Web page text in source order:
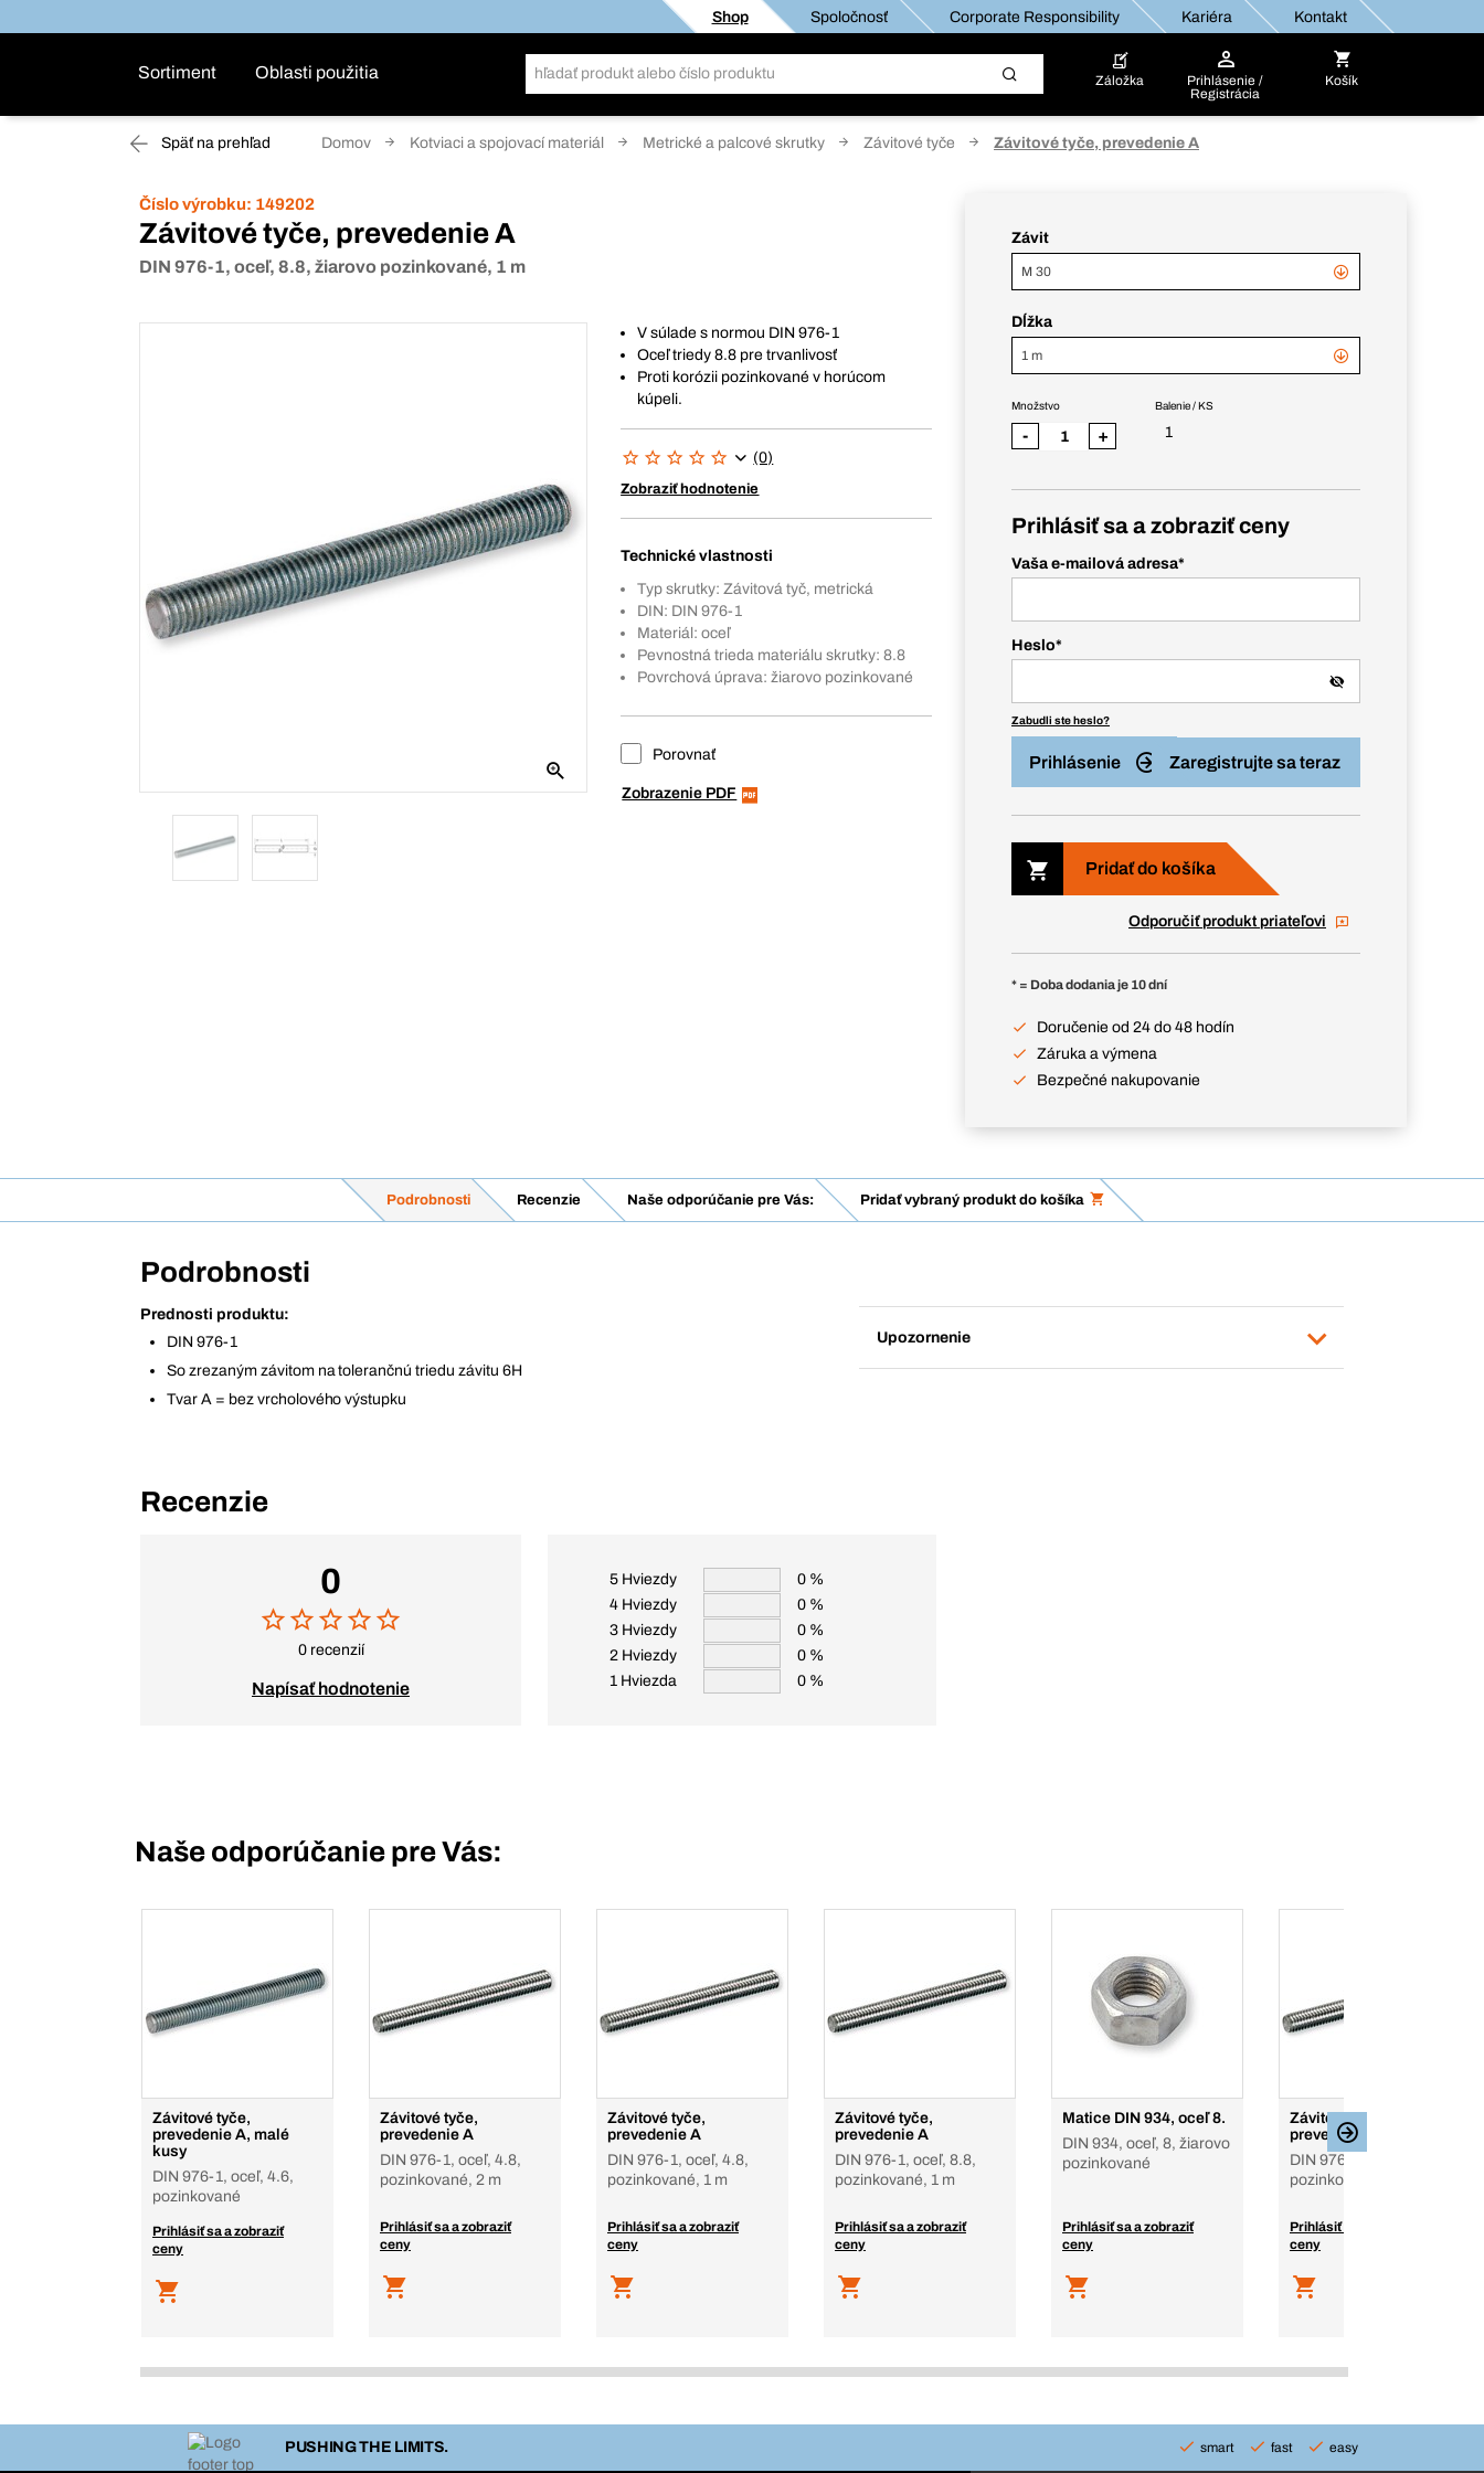
Shop Spoločnosť Corporate Responsibility Kariéra Kontakt
Sortiment Oblasti použitia Záložka
Prihlásenie /
Registrácia
Košík
Späť na prehľad Domov Kotviaci a spojovací materiál Metrické a palcové skrutky Závitové tyče Závitové tyče, prevedenie A
Číslo výrobku: 149202
Závitové tyče, prevedenie A
DIN 976-1, oceľ, 8.8, žiarovo pozinkované, 1 m
V súlade s normou DIN 976-1
Oceľ triedy 8.8 pre trvanlivosť
Proti korózii pozinkované v horúcom
kúpeli.
(0)
Zobraziť hodnotenie
Technické vlastnosti
Typ skrutky: Závitová tyč, metrická
DIN: DIN 976-1
Materiál: oceľ
Pevnostná trieda materiálu skrutky: 8.8
Povrchová úprava: žiarovo pozinkované
Porovnať
Zobrazenie PDF
Závit
M 30
Dĺžka
1 m
Balenie / KS
1
Množstvo
- +
Prihlásiť sa a zobraziť ceny
Vaša e-mailová adresa*
Heslo*
Zabudli ste heslo?
Prihlásenie Zaregistrujte sa teraz
Pridať do košíka
Odporučiť produkt priateľovi
* = Doba dodania je 10 dní
Doručenie od 24 do 48 hodín
Záruka a výmena
Bezpečné nakupovanie
Podrobnosti Recenzie Naše odporúčanie pre Vás: Pridať vybraný produkt do košíka
Podrobnosti
Prednosti produktu:
DIN 976-1
So zrezaným závitom na tolerančnú triedu závitu 6H
Tvar A = bez vrcholového výstupku
Upozornenie
Recenzie
0
0 recenzií
Napísať hodnotenie
5 Hviezdy
0 %
4 Hviezdy
0 %
3 Hviezdy
0 %
2 Hviezdy
0 %
1 Hviezda
0 %
Naše odporúčanie pre Vás:
Závitové tyče,
prevedenie A, malé
kusy
DIN 976-1, oceľ, 4.6,
pozinkované
Prihlásiť sa a zobraziť
ceny
Závitové tyče,
prevedenie A
DIN 976-1, oceľ, 4.8,
pozinkované, 2 m
Prihlásiť sa a zobraziť
ceny
Závitové tyče,
prevedenie A
DIN 976-1, oceľ, 4.8,
pozinkované, 1 m
Prihlásiť sa a zobraziť
ceny
Závitové tyče,
prevedenie A
DIN 976-1, oceľ, 8.8,
pozinkované, 1 m
Prihlásiť sa a zobraziť
ceny
Matice DIN 934, oceľ 8.
DIN 934, oceľ, 8, žiarovo
pozinkované
Prihlásiť sa a zobraziť
ceny
Závitové tyče,
prevedenie A
DIN 976-1, oceľ, 10.9,
pozinkované, 1 m
Prihlásiť sa a zobraziť
ceny
PUSHING THE LIMITS. smart fast easy